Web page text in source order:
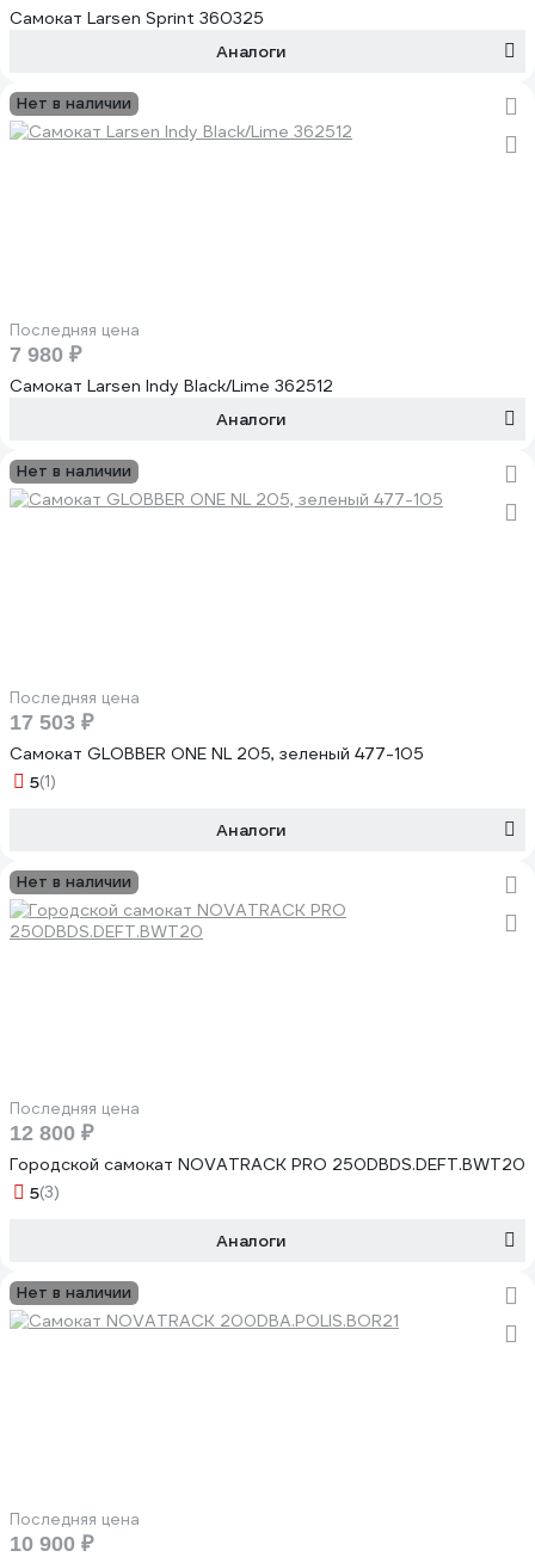
Самокат Larsen Sprint 360325
Аналоги
Нет в наличии
Последняя цена
7 980 ₽
Самокат Larsen Indy Black/Lime 362512
Аналоги
Нет в наличии
Последняя цена
17 503 ₽
Самокат GLOBBER ONE NL 205, зеленый 477-105
5(1)
Аналоги
Нет в наличии
Последняя цена
12 800 ₽
Городской самокат NOVATRACK PRO 250DBDS.DEFT.BWT20
5(3)
Аналоги
Нет в наличии
Последняя цена
10 900 ₽